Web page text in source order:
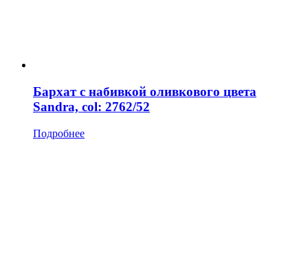
Бархат с набивкой оливкового цвета
Sandra, col: 2762/52
Подробнее